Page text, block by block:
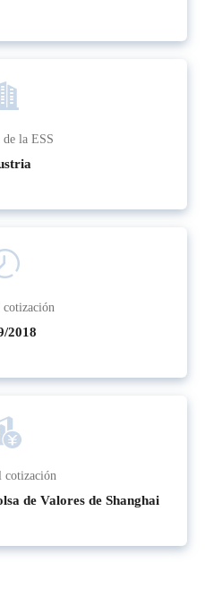
la ESS
cotización
2018
cotización
de Valores de Shanghai